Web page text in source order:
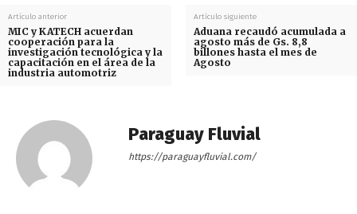
Artículo anterior
MIC y KATECH acuerdan
cooperación para la
investigación tecnológica y la
capacitación en el área de la
industria automotriz
Artículo siguiente
Aduana recaudó acumulada a
agosto más de Gs. 8,8
billones hasta el mes de
Agosto
Paraguay Fluvial
https://paraguayfluvial.com/